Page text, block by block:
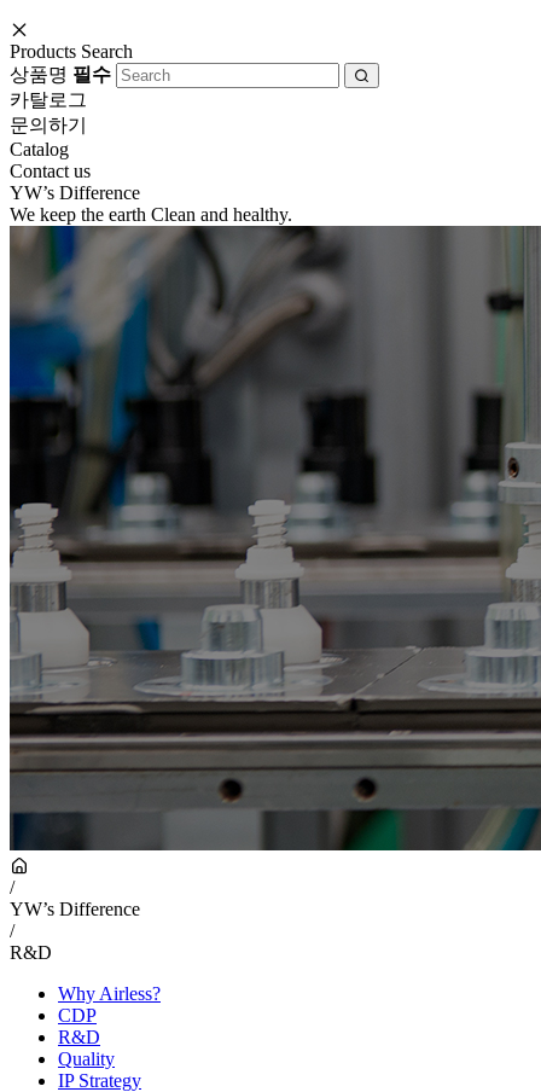
Products Search
상품명 필수
카탈로그
문의하기
Catalog
Contact us
YW’s Difference
We keep the earth Clean and healthy.
/
YW’s Difference
/
R&D
Why Airless?
CDP
R&D
Quality
IP Strategy